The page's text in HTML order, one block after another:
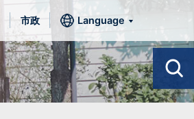
市政 Language